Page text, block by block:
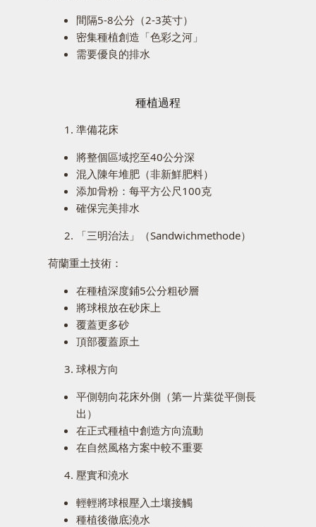
間隔5-8公分（2-3英寸）
密集種植創造「色彩之河」
需要優良的排水
種植過程
準備花床
將整個區域挖至40公分深
混入陳年堆肥（非新鮮肥料）
添加骨粉：每平方公尺100克
確保完美排水
「三明治法」（Sandwichmethode）
荷蘭重土技術：
在種植深度鋪5公分粗砂層
將球根放在砂床上
覆蓋更多砂
頂部覆蓋原土
球根方向
平側朝向花床外側（第一片葉從平側長
出）
在正式種植中創造方向流動
在自然風格方案中較不重要
壓實和澆水
輕輕將球根壓入土壤接觸
種植後徹底澆水